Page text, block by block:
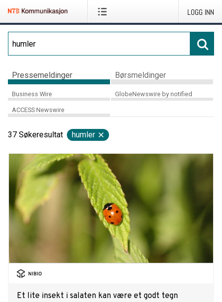
LOGG INN
Pressemeldinger Børsmeldinger
Business Wire GlobeNewswire by notified
ACCESS Newswire
37 Søkeresultat humler
Et lite insekt i salaten kan være et godt tegn